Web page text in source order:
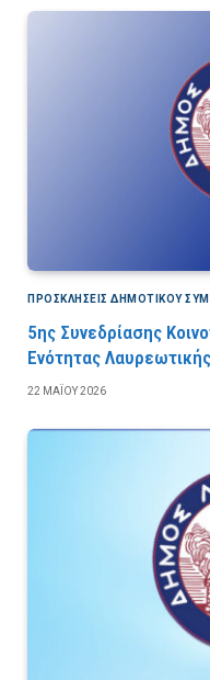
ΠΡΟΣΚΛΉΣΕΙΣ ΔΗΜΟΤΙΚΟΎ
5ης Συνεδρίασης
Ενότητας Λαυρεωτικής
22 ΜΑΪ́ΟΥ 2026